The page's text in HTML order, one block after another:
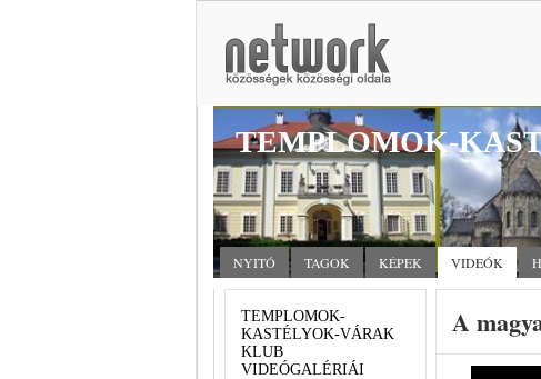
TEMPLOMOK-
NYITÓ TAGOK KÉPEK VIDEÓK
TEMPLOMOK-
KASTÉLYOK-VÁRAK
KLUB
VIDEÓGALÉRIÁI
A